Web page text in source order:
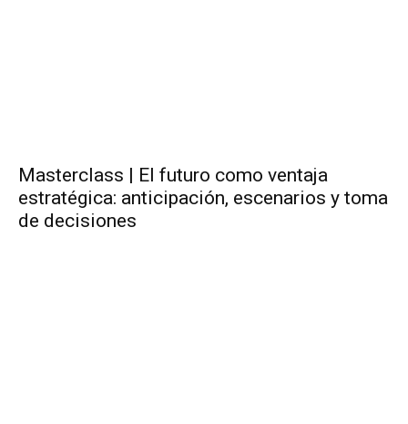
Masterclass | El futuro como ventaja
estratégica: anticipación, escenarios y toma
de decisiones